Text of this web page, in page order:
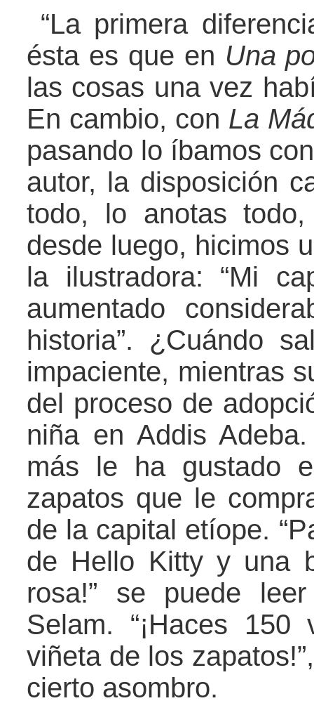
“La primera
ésta es que en Una
las cosas una vez
En cambio, con La
pasando lo íbamos
autor, la disposición
todo, lo anotas
desde luego, hicimos
la ilustradora: “Mi
aumentado
historia”. ¿Cuándo
impaciente, mientras
del proceso de
niña en Addis
más le ha gustado
zapatos que le
de la capital etíope.
de Hello Kitty y una
rosa!” se puede
Selam. “¡Haces
viñeta de los
cierto asombro.